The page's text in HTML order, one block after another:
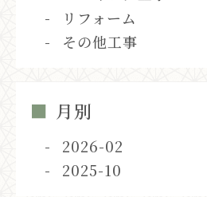
リフォーム
その他工事
月別
2026-02
2025-10